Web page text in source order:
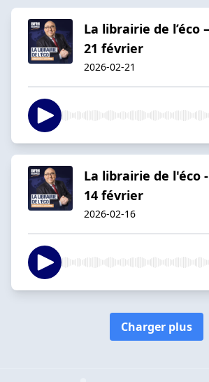
La librairie de l’éco
21 février
2026-02-21
La librairie de l'éco
14 février
2026-02-16
Charger plus